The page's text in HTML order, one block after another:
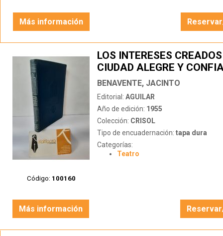
Más información
Código: 100160
LOS INTERESES
CIUDAD ALEGRE Y
CARTAS DE MUJERES
BENAVENTE, JACINTO
Editorial: AGUILAR
Año de edición: 1955
Colección: CRISOL
Tipo de encuadernación: tapa dura
Categorías:
Teatro
Más información